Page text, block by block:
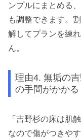
ンプルにまとめる
も調整できます。
解してプランを練
ん。
理由4. 無垢の
の手間がかかる
「吉野杉の床は肌
なので傷がつきや